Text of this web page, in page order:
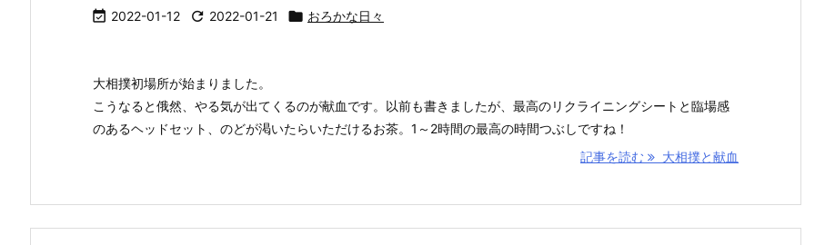
 2022-01-12  2022-01-21  おろかな日々
大相撲初場所が始まりました。
こうなると俄然、やる気が出てくるのが献血です。以前も書きましたが、最高のリクライニングシートと臨場感
のあるヘッドセット、のどが渇いたらいただけるお茶。1～2時間の最高の時間つぶしですね！
記事を読む
大相撲と献血